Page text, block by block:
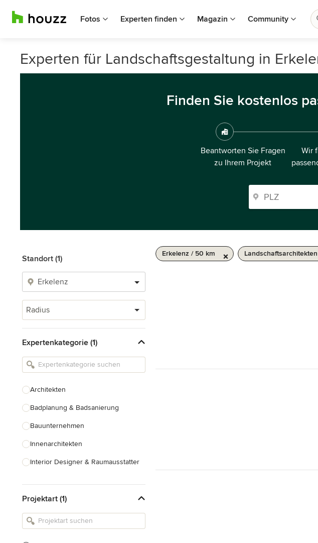
Fotos Experten finden Magazin Community
Experten für Landschaftsgestaltung in
Finden Sie kostenlos
Beantworten Sie Fragen
zu Ihrem Projekt
Wir
Standort (1)
Radius
Expertenkategorie (1)
Architekten
Badplanung & Badsanierung
Bauunternehmen
Innenarchitekten
Interior Designer & Raumausstatter
Landschaftsarchitekten
Armaturen & Sanitärbedarf
Projektart (1)
Erkelenz / 50 km Landschaftsarchitekten